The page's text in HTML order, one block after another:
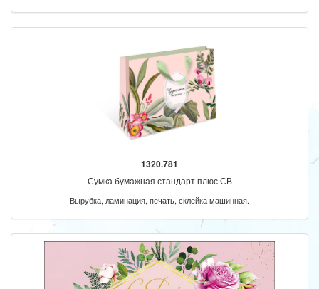
1320.781
Сумка бумажная стандарт плюс СВ
Вырубка, ламинация, печать, склейка машинная.